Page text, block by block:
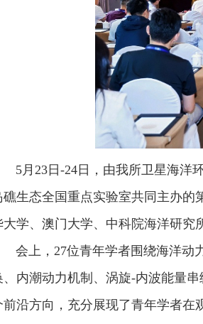
5月23日-24日，由我所卫星海洋
礁生态全国重点实验室共同主办的
大学、澳门大学、中科院海洋研究
上，27位青年学者围绕海洋动
、内潮动力机制、涡旋-内波能量
前沿方向，充分展现了青年学者在